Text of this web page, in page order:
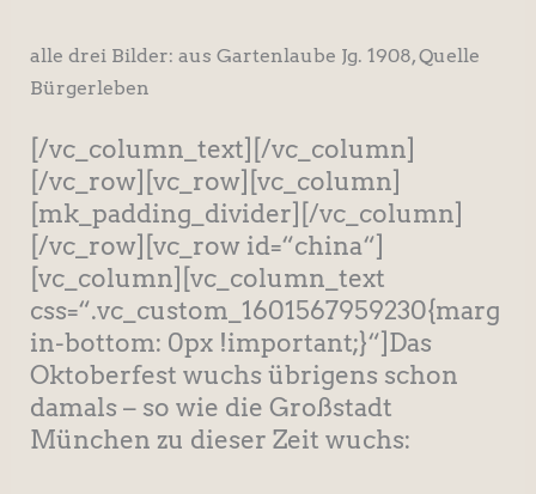
alle drei Bilder: aus Gartenlaube Jg. 1908, Quelle
Bürgerleben
[/vc_column_text][/vc_column]
[/vc_row][vc_row][vc_column]
[mk_padding_divider][/vc_column]
[/vc_row][vc_row id=“china“]
[vc_column][vc_column_text
css=“.vc_custom_1601567959230{marg
in-bottom: 0px !important;}“]Das
Oktoberfest wuchs übrigens schon
damals – so wie die Großstadt
München zu dieser Zeit wuchs: